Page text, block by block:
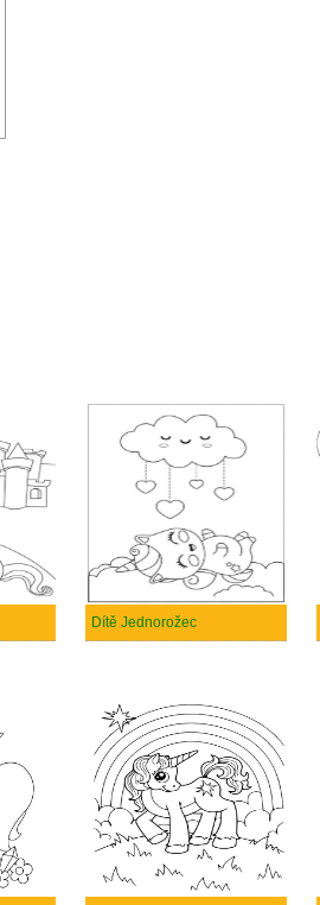
Dítě Jednorožec